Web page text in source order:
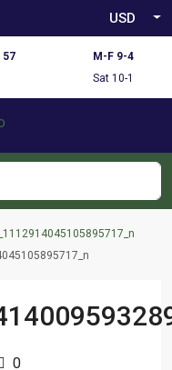
USD
57
M-F 9-4
Sat 10-1
0